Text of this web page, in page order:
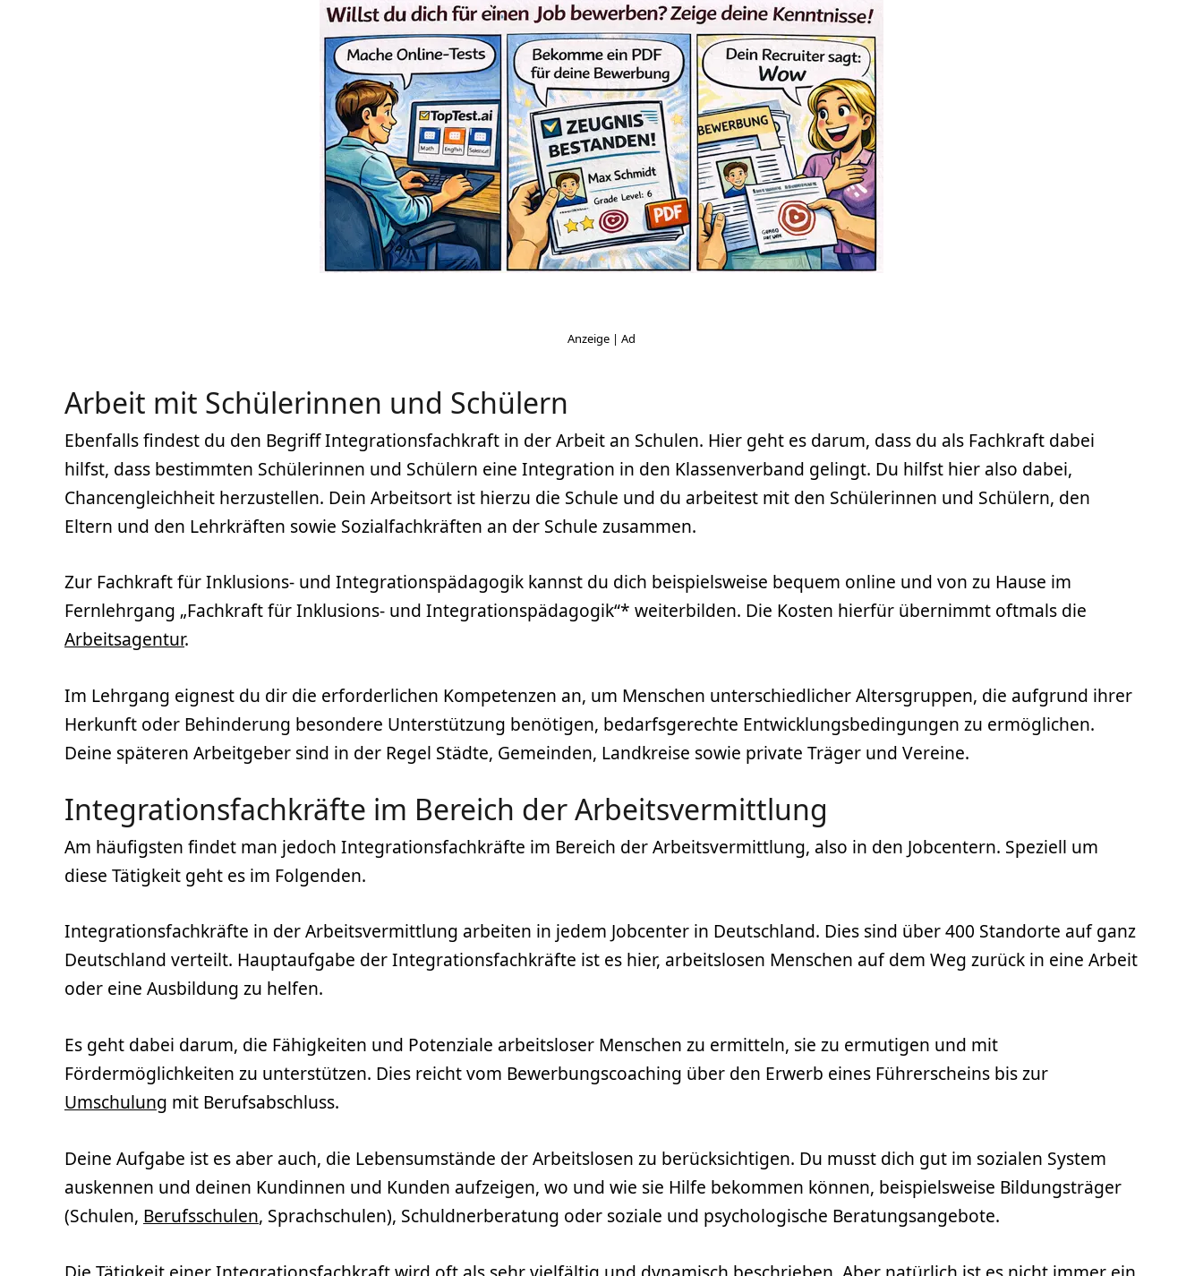
Arbeit mit Schülerinnen und Schülern
Ebenfalls findest du den Begriff Integrationsfachkraft in der Arbeit an Schulen. Hier geht es darum, dass du als Fachkraft dabei
hilfst, dass bestimmten Schülerinnen und Schülern eine Integration in den Klassenverband gelingt. Du hilfst hier also dabei,
Chancengleichheit herzustellen. Dein Arbeitsort ist hierzu die Schule und du arbeitest mit den Schülerinnen und Schülern, den
Eltern und den Lehrkräften sowie Sozialfachkräften an der Schule zusammen.
Zur Fachkraft für Inklusions- und Integrationspädagogik kannst du dich beispielsweise bequem online und von zu Hause im
Fernlehrgang „Fachkraft für Inklusions- und Integrationspädagogik“* weiterbilden. Die Kosten hierfür übernimmt oftmals die
Arbeitsagentur.
Im Lehrgang eignest du dir die erforderlichen Kompetenzen an, um Menschen unterschiedlicher Altersgruppen, die aufgrund ihrer
Herkunft oder Behinderung besondere Unterstützung benötigen, bedarfsgerechte Entwicklungsbedingungen zu ermöglichen.
Deine späteren Arbeitgeber sind in der Regel Städte, Gemeinden, Landkreise sowie private Träger und Vereine.
Integrationsfachkräfte im Bereich der Arbeitsvermittlung
Am häufigsten findet man jedoch Integrationsfachkräfte im Bereich der Arbeitsvermittlung, also in den Jobcentern. Speziell um
diese Tätigkeit geht es im Folgenden.
Integrationsfachkräfte in der Arbeitsvermittlung arbeiten in jedem Jobcenter in Deutschland. Dies sind über 400 Standorte auf ganz
Deutschland verteilt. Hauptaufgabe der Integrationsfachkräfte ist es hier, arbeitslosen Menschen auf dem Weg zurück in eine Arbeit
oder eine Ausbildung zu helfen.
Es geht dabei darum, die Fähigkeiten und Potenziale arbeitsloser Menschen zu ermitteln, sie zu ermutigen und mit
Fördermöglichkeiten zu unterstützen. Dies reicht vom Bewerbungscoaching über den Erwerb eines Führerscheins bis zur
Umschulung mit Berufsabschluss.
Deine Aufgabe ist es aber auch, die Lebensumstände der Arbeitslosen zu berücksichtigen. Du musst dich gut im sozialen System
auskennen und deinen Kundinnen und Kunden aufzeigen, wo und wie sie Hilfe bekommen können, beispielsweise Bildungsträger
(Schulen, Berufsschulen, Sprachschulen), Schuldnerberatung oder soziale und psychologische Beratungsangebote.